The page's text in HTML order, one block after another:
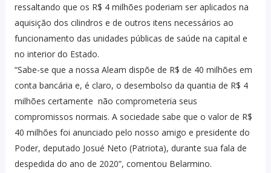
ressaltando que os R$ 4 milhões poderiam ser aplicados na
aquisição dos cilindros e de outros itens necessários ao
funcionamento das unidades públicas de saúde na capital e
no interior do Estado.
“Sabe-se que a nossa Aleam dispõe de R$ de 40 milhões em
conta bancária e, é claro, o desembolso da quantia de R$ 4
milhões certamente não comprometeria seus
compromissos normais. A sociedade sabe que o valor de R$
40 milhões foi anunciado pelo nosso amigo e presidente do
Poder, deputado Josué Neto (Patriota), durante sua fala de
despedida do ano de 2020”, comentou Belarmino.